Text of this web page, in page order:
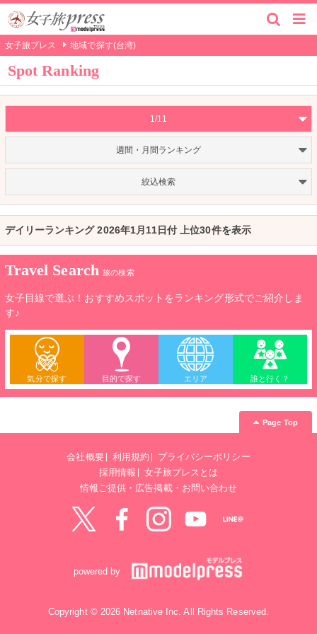
女子旅プレス 地域で探す(台湾)
Spot Ranking
1/11
週間・月間ランキング
絞込検索
デイリーランキング 2026年1月11日付 上位30件を表示
Travel Search 旅の検索
女子目線で選ぶ！おすすめスポットをランキング形式でご紹介しま
す♪
気分で探す 目的で探す エリア 誰と行く？
Page Top
会社概要 利用規約
プライバシーポリシー
採用情報
女子旅プレスとは
情報ご提供・広告掲載・お問い合わせ
powered by
Copyright © 2026 Netnative Inc. All Rights Reserved.